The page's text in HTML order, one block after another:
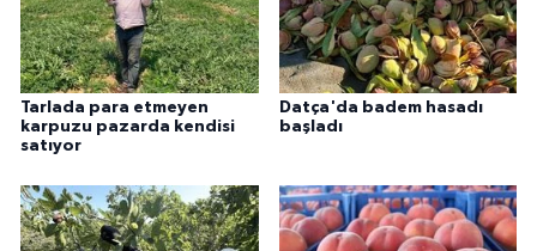
Tarlada para etmeyen
karpuzu pazarda kendisi
satıyor
Datça'da badem hasadı
başladı